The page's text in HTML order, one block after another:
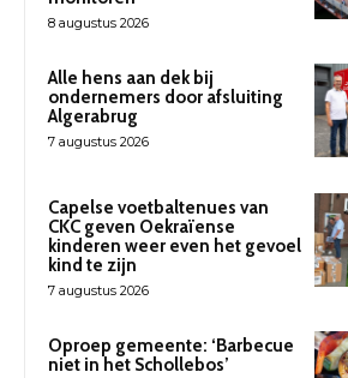
8 augustus 2026
Alle hens aan dek bij
ondernemers door afsluiting
Algerabrug
7 augustus 2026
Capelse voetbaltenues van
CKC geven Oekraïense
kinderen weer even het gevoel
kind te zijn
7 augustus 2026
Oproep gemeente: ‘Barbecue
niet in het Schollebos’